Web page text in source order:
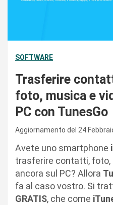
SOFTWARE
Trasferire
foto, musica e
PC con TunesGo
Aggiornamento del 24
Avete uno smartphone
trasferire contatti, foto,
ancora sul PC? Allora
fa al caso vostro. Si
GRATIS, che come